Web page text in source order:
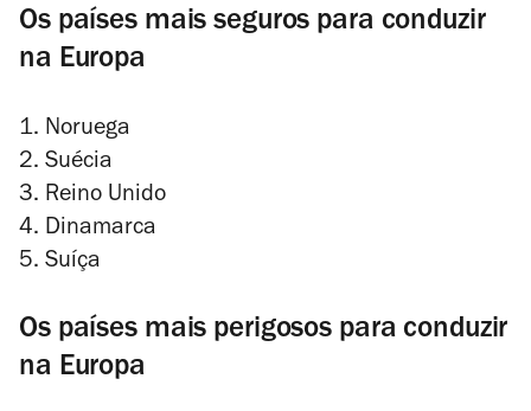
Os países mais seguros para conduzir
na Europa
1. Noruega
2. Suécia
3. Reino Unido
4. Dinamarca
5. Suíça
Os paísesmais perigosos para conduzir
na Europa